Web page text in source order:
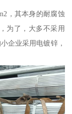
，其本身的耐腐蚀
为了，大多不采用
企业采用电镀锌，